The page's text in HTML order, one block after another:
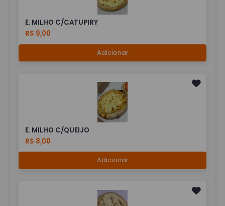
E. MILHO C/CATUPIRY
R$ 9,00
Adicionar
E. MILHO C/QUEIJO
R$ 8,00
Adicionar